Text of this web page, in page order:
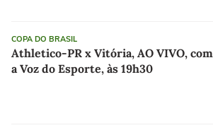
COPA DO BRASIL
Athletico-PR x Vitória, AO VIVO, com
a Voz do Esporte, às 19h30